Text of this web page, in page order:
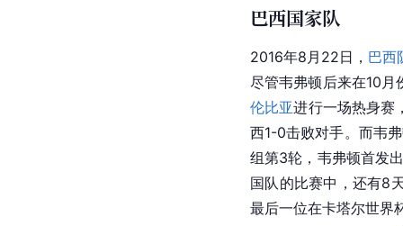
巴西国家队
2016年8月22日， 巴西
尽管韦弗顿后来在10月
伦比亚进行一场热身赛
西1-0击败对手。而韦
组第3轮，韦弗顿首发
国队的比赛中，还有8
最后一位在卡塔尔世界